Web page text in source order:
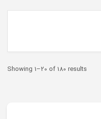
Showing 1–20 of 180 results